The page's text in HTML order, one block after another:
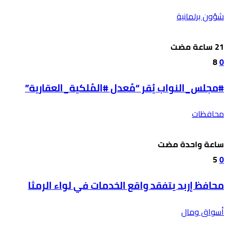
شؤون برلمانية
0
8
#مجلس_النواب يُقر “مُعدل #المُلكية_العقارية”
محافظات
‫‫‫‏‫ساعة واحدة مضت‬
0
5
محافظ إربد يتفقد واقع الخدمات في لواء الرمثا
أسواق ومال